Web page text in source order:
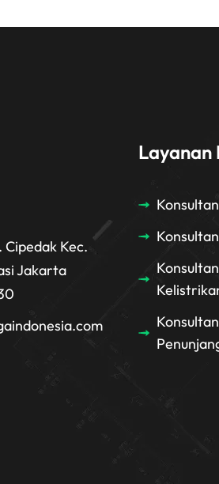
Cipedak Kec.
Jakarta
Layanan